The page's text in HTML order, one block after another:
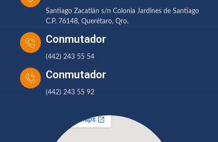
Santiago Zacatlán s/n Colonia Jardines de Santiago
C.P. 76148, Querétaro, Qro.
Conmutador
(442) 243 55 54
Conmutador
(442) 243 55 92